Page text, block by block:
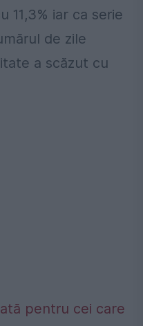
11,3% iar ca serie
de zile
a scăzut cu
pentru cei care